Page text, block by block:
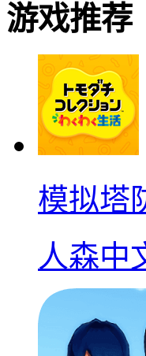
游戏推荐
模拟塔
人森中